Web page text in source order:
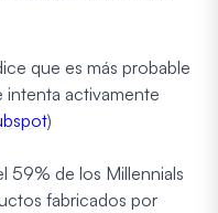
que es más probable
intenta activamente
)
59% de los Millennials
fabricados por